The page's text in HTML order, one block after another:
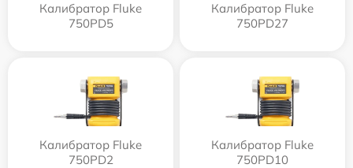
Калибратор Fluke
750PD5
Калибратор Fluke
750PD27
Калибратор Fluke
750PD2
Калибратор Fluke
750PD10